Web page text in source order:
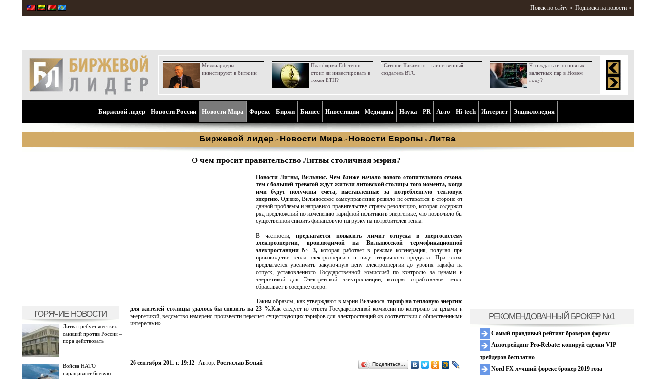
Поиск по сайту » Подписка на новости »
Миллиардеры
инвестируют в биткоин
Платформа Ethereum -
стоит ли инвестировать в
токен ETH?
Сатоши Накамото - таинственный
создатель BTC
Что ждать от основных
валютных пар в Новом
году?
Биржевой лидер Новости России Новости Мира Форекс Биржи Бизнес Инвестиции Медицина Наука PR Aвто Hi-tech Интернет Энциклопедия
Биржевой лидер » Новости Мира » Новости Европы » Литва
ГОРЯЧИЕ НОВОСТИ
Литва требует жестких
санкций против России –
пора действовать
Войска НАТО
наращивают боевую
О чем просит правительство Литвы столичная мэрия?
Новости Литвы, Вильнюс. Чем ближе начало нового отопительного сезона,
тем с большей тревогой ждут жители литовской столицы того момента, когда
ими будут получены счета, выставленные за потребленную тепловую
энергию. Однако, Вильнюсское самоуправление решило не оставаться в стороне от
данной проблемы и направило правительству страны резолюцию, которая содержит
ряд предложений по изменению тарифной политики в энергетике, что позволило бы
существенной снизить финансовую нагрузку на потребителей тепла.
В частности,предлагается повысить лимит отпуска в энергосистему
электроэнергии, производимой на Вильнюсской термофикационной
электростанции № 3, которая работает в режиме когенерации, получая при
производстве тепла электроэнергию в виде вторичного продукта. При этом,
предлагается увеличить закупочную цену электроэнергии до уровня тарифа на
отпуск, установленного Государственной комиссией по контролю за ценами и
энергетикой для Электренской электростанции, которая отработанное тепло
сбрасывает в соседнее озеро.
Таким образом, как утверждают в мэрии Вильнюса, тариф на тепловую энергию
для жителей столицы удалось бы снизить на 23 %.Как следует из ответа Государственной комиссии по контролю за ценами и
энергетикой, ведомство намерено произвести пересчет существующих тарифов для электростанций «в соответствии с общественными
интересами».
26 сентября 2011 г. 19:12 Автор: Ростислав Белый Поделиться…
РЕКОМЕНДОВАННЫЙ БРОКЕР №1
Самый правдивый рейтинг брокеров форекс
Автотрейдинг Pro-Rebate: копируй сделки VIP
трейдеров бесплатно
Nord FX лучший форекс брокер 2019 года